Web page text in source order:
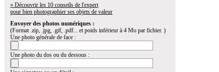
» Découvrir les 10 conseils de l'expert
pour bien photographier ses objets de valeur
Envoyer des photos numériques :
(Format .zip, .jpg, .gif, .pdf... et poids inférieur à 4 Mo par fichier. )
Une photo générale de face :
Une photo du dos ou du dessous :